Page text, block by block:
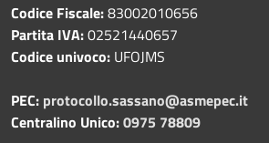
Codice Fiscale:83002010656
Partita IVA:02521440657
Codice univoco: UFOJMS
PEC: protocollo.sassano@asmepec.it
Centralino Unico:0975 78809